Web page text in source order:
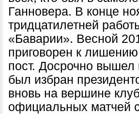
Ганновера. В конце
тридцатилетней
«Баварии». Весной
приговорен к
пост. Досрочно вышел
был избран
вновь на вершине
официальных матчей